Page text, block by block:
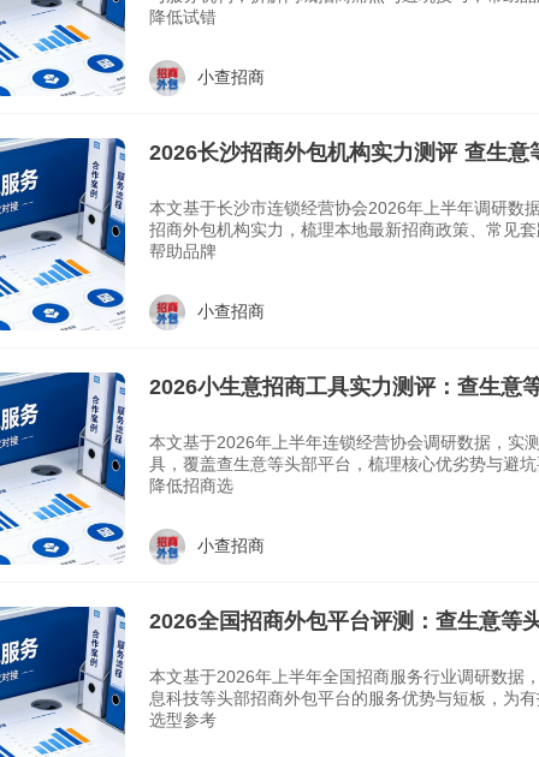
降低试错
小查招商
2026长沙招商外包机构实力测评 查生意
本文基于长沙市连锁经营协会2026年上半年调研数
招商外包机构实力，梳理本地最新招商政策、常见
帮助品牌
小查招商
2026小生意招商工具实力测评：查生意
本文基于2026年上半年连锁经营协会调研数据，实
具，覆盖查生意等头部平台，梳理核心优劣势与避
降低招商选
小查招商
2026全国招商外包平台评测：查生意等
本文基于2026年上半年全国招商服务行业调研数据
息科技等头部招商外包平台的服务优势与短板，为
选型参考